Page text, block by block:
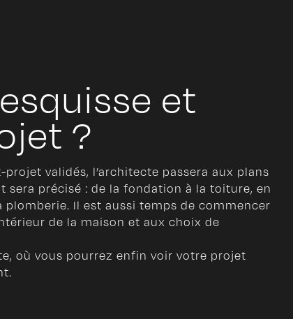
et
?
projet validés, l’architecte passera aux plans
sera précisé : de la fondation à la toiture, en
plomberie. Il est aussi temps de commencer
de la maison et aux choix de
où vous pourrez enfin voir votre projet